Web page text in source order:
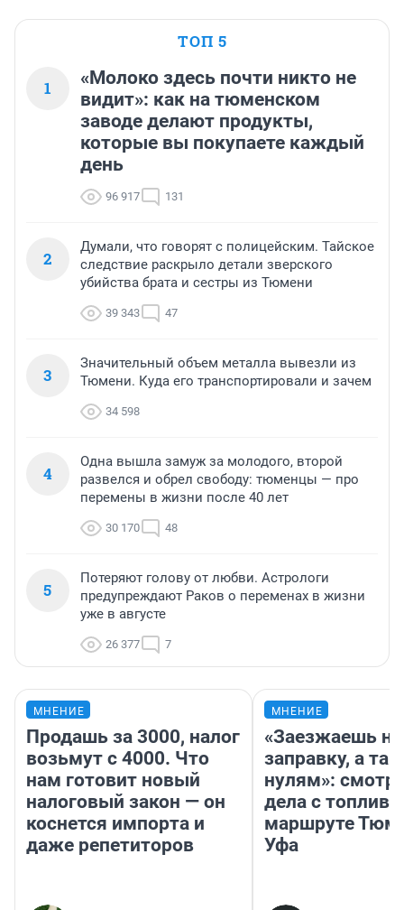
ТОП 5
1
«Молоко здесь почти никто не
видит»: как на тюменском
заводе делают продукты,
которые вы покупаете каждый
день
96 917 131
2
Думали, что говорят с полицейским. Тайское
следствие раскрыло детали зверского
убийства брата и сестры из Тюмени
39 343 47
3
Значительный объем металла вывезли из
Тюмени. Куда его транспортировали и зачем
34 598
4
Одна вышла замуж за молодого, второй
развелся и обрел свободу: тюменцы — про
перемены в жизни после 40 лет
30 170 48
5
Потеряют голову от любви. Астрологи
предупреждают Раков о переменах в жизни
уже в августе
26 377 7
МНЕНИЕ
Продашь за 3000, налог
возьмут с 4000. Что
нам готовит новый
налоговый закон — он
коснется импорта и
даже репетиторов
МНЕНИЕ
«Заезжаешь на
заправку, а
нулям»:
дела с
маршруте
Уфа